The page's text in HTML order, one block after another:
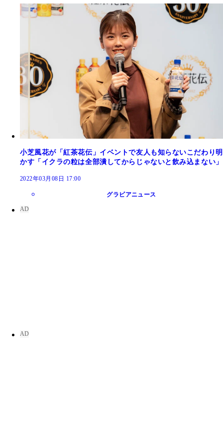
小芝風花が「紅茶花伝」イベントで友人も知らないこだわり明
かす「イクラの粒は全部潰してからじゃないと飲み込まない」
2022年03月08日 17:00
グラビアニュース